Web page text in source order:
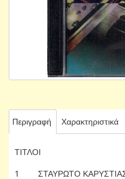
Περιγραφή Χαρακτηριστικά
ΤΙΤΛΟΙ
1 ΣΤΑΥΡΩΤΟ